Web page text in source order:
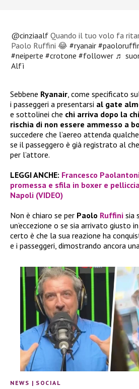
@cinziaalf Quando il tuo volo fa
Paolo Ruffini 😂#ryanair
#neiperte #crotone #follower ♬
Alfì
Sebbene Ryanair , come specificato
i passeggeri a presentarsi al gate
e sottolinei che chi arriva dopo la
rischia di non essere ammesso a
succedere che l’aereo attenda
se il passeggero è già registrato al
per l’attore.
LEGGI ANCHE: Francesco
promessa e sfila in boxer e
Napoli (VIDEO)
Non è chiaro se per Paolo Ruffini sia
un’eccezione o se sia arrivato giusto
certo è che la sua reazione ha
e i passeggeri, dimostrando ancora
NEWS | SOCIAL